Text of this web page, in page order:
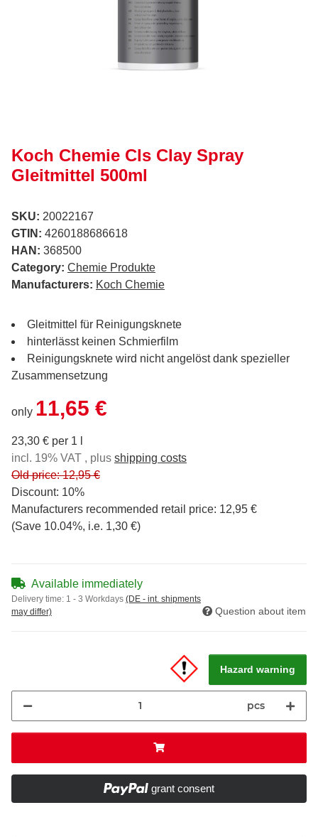
Koch Chemie Cls Clay Spray
Gleitmittel 500ml
SKU: 20022167
GTIN: 4260188686618
HAN: 368500
Category: Chemie Produkte
Manufacturers: Koch Chemie
Gleitmittel für Reinigungsknete
hinterlässt keinen Schmierfilm
Reinigungsknete wird nicht angelöst dank spezieller
Zusammensetzung
only 11,65 €
23,30 € per 1 l
incl. 19% VAT , plus shipping costs
Old price: 12,95 €
Discount: 10%
Manufacturers recommended retail price: 12,95 €
(Save 10.04%, i.e. 1,30 €)
Available immediately
Delivery time: 1 - 3 Workdays (DE - int. shipments
may differ)
Question about item
Hazard warning
pcs
grant consent